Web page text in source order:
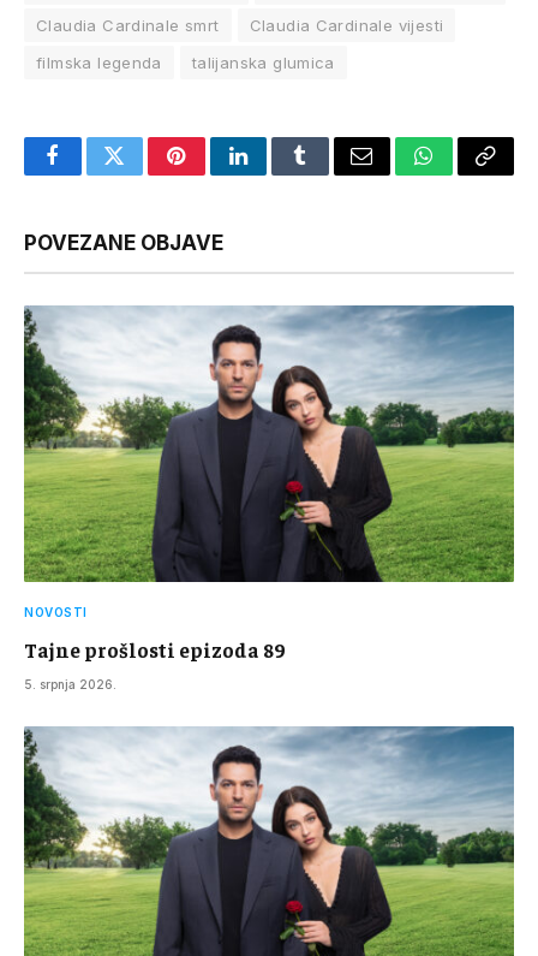
Claudia Cardinale smrt
Claudia Cardinale vijesti
filmska legenda
talijanska glumica
FacebookTwitterPinterestLinkedInTumblrEmail WhatsApp
Copy
POVEZANE OBJAVE
NOVOSTI
Tajne prošlosti epizoda 89
5. srpnja 2026.